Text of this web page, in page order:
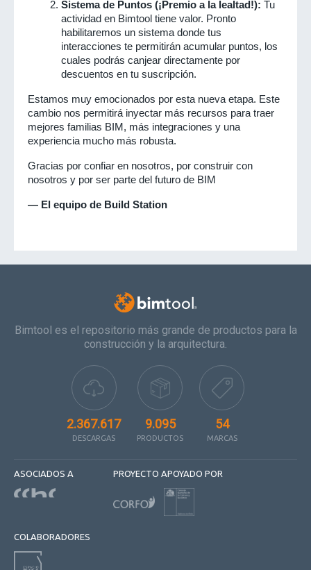
Sistema de Puntos (¡Premio a la lealtad!): Tu
actividad en Bimtool tiene valor. Pronto
habilitaremos un sistema donde tus
interacciones te permitirán acumular puntos, los
cuales podrás canjear directamente por
descuentos en tu suscripción.
Estamos muy emocionados por esta nueva etapa. Este
cambio nos permitirá inyectar más recursos para traer
mejores familias BIM, más integraciones y una
experiencia mucho más robusta.
Gracias por confiar en nosotros, por construir con
nosotros y por ser parte del futuro de BIM
— El equipo de Build Station
Bimtool es el repositorio más grande de productos para la
construcción y la arquitectura.
2.367.617
DESCARGAS
9.095
PRODUCTOS
54
MARCAS
ASOCIADOS A PROYECTO APOYADO POR
COLABORADORES